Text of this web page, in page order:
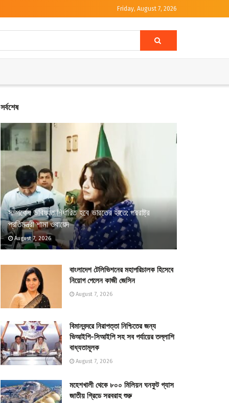
Friday, August 7, 2026
সর্বশেষ
সম্পর্কের ভবিষ্যত নির্ধারিত হবে ভারতের হাতে: পররাষ্ট্র
প্রতিমন্ত্রী শামা ওবায়েদ
August 7, 2026
বাংলাদেশ টেলিভিশনের মহাপরিচালক হিসেবে
নিয়োগ পেলেন কাজী জেসিন
August 7, 2026
বিমানবন্দরে নিরাপত্তা নিশ্চিতের জন্য
ভিআইপি-সিআইপি সহ সব পর্যায়ের তল্লাশি
বাধ্যতামূলক
August 7, 2026
মহেশখালী থেকে ৮০০ মিলিয়ন ঘনফুট গ্যাস
জাতীয় গ্রিডে সরবরাহ শুরু